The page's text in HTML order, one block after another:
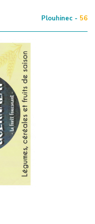
Plouhinec - 56